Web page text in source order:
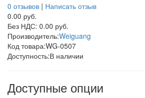
0 отзывов | Написать отзыв
0.00 руб.
Без НДС: 0.00 руб.
Производитель:Weiguang
Код товара:WG-0507
Доступность:В наличии
Доступные опции